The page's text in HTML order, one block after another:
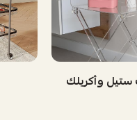
ستيل وأكريلك